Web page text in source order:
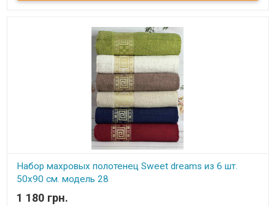
Набор махровых полотенец Sweet dreams из 6 шт.
50x90 см. модель 28
В наличии
1 180 грн.